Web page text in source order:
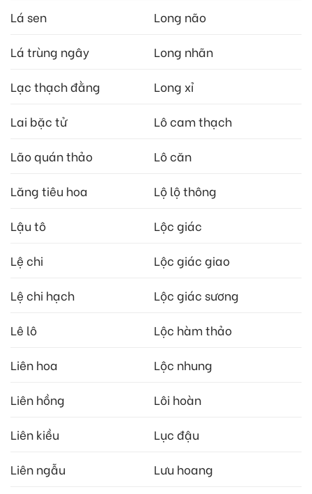
Lá sen Long não
Lá trùng ngây Long nhãn
Lạc thạch đằng Long xỉ
Lai bặc tử Lô cam thạch
Lão quán thảo Lô căn
Lăng tiêu hoa Lộ lộ thông
Lậu tô Lộc giác
Lệ chi Lộc giác giao
Lệ chi hạch Lộc giác sương
Lê lô Lộc hàm thảo
Liên hoa Lộc nhung
Liên hồng Lôi hoàn
Liên kiều Lục đậu
Liên ngẫu Lưu hoang